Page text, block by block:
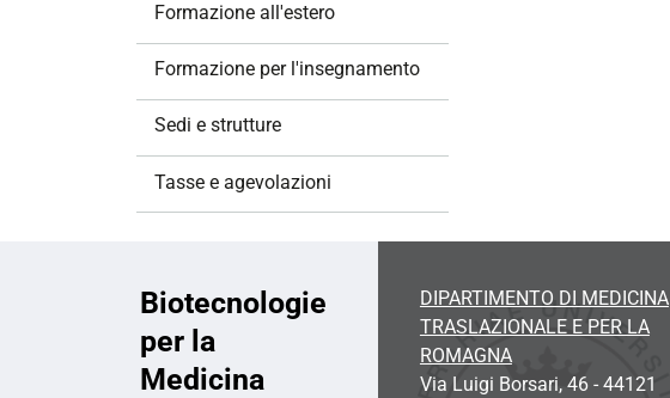
Formazione all'estero
Formazione per l'insegnamento
Sedi e strutture
Tasse e agevolazioni
Biotecnologie
per la
Medicina
DIPARTIMENTO DI MEDICINA
TRASLAZIONALE E PER LA
ROMAGNA
Via Luigi Borsari, 46 - 44121